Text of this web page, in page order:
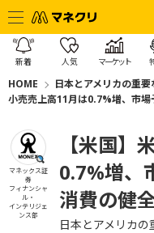
新着 人気 マーケット
HOME 日本とアメリカの重
小売売上高11月は0.7%増、市
マネックス証
券
フィナンシャ
ル・
インテリジェ
ンス部
【米国】
0.7%増、
消費の健
日本とアメリカ